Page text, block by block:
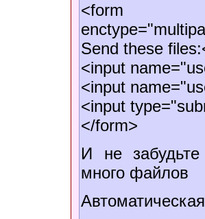
<form
Send these
<input
<input
<input
</form>
И не забудьте
много файлов